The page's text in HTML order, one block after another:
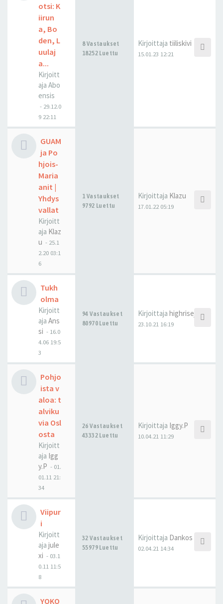
otsi: K
iirun
a, Bo
den, L
uulaj
a...
Kirjoitt
aja Abo
ensis
- 29.12.0
9 22:11
8 Vastaukset
18252 Luettu
Kirjoittaja tiiliskivi
15.01.23 12:21
GUAM
ja Po
hjois-
Maria
anit |
Yhdys
vallat
Kirjoitt
aja Klaz
u - 25.1
2.20 03:1
6
1 Vastaukset
9792 Luettu
Kirjoittaja Klazu
17.01.22 05:19
Tukh
olma
Kirjoitt
aja Ans
si - 16.0
4.06 19:5
3
94 Vastaukset
80970 Luettu
Kirjoittaja highrisejonne
23.10.21 16:19
Pohjo
ista v
aloa: t
alviku
via Osl
osta
Kirjoitt
aja Igg
y.P - 01.
01.11 21:
34
26 Vastaukset
43332 Luettu
Kirjoittaja Iggy.P
10.04.21 11:29
Viipur
i
Kirjoitt
aja jule
xi - 03.1
0.11 11:5
8
32 Vastaukset
55979 Luettu
Kirjoittaja Dankos
02.04.21 14:34
YOKO